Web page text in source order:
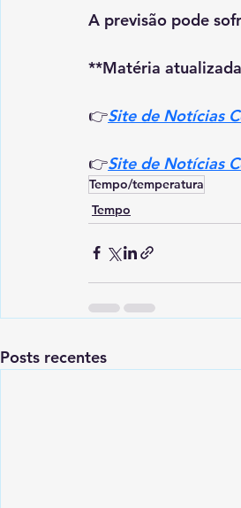
A previsão pode
**Matéria
👉Site de Notícias
👉Site de Notícias
Tempo/temperatura
Tempo
Posts recentes